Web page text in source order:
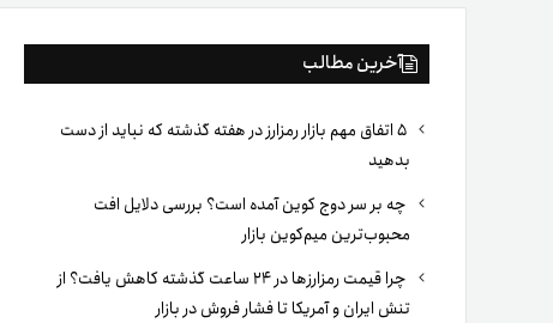
آخرین مطالب
۵ اتفاق مهم بازار رمزارز در هفته گذشته که نباید از دست
بدهید
چه بر سر دوج کوین آمده است؟ بررسی دلایل افت
محبوب‌ترین میم‌کوین بازار
چرا قیمت رمزارزها در ۲۴ ساعت گذشته کاهش یافت؟ از
تنش ایران و آمریکا تا فشار فروش در بازار